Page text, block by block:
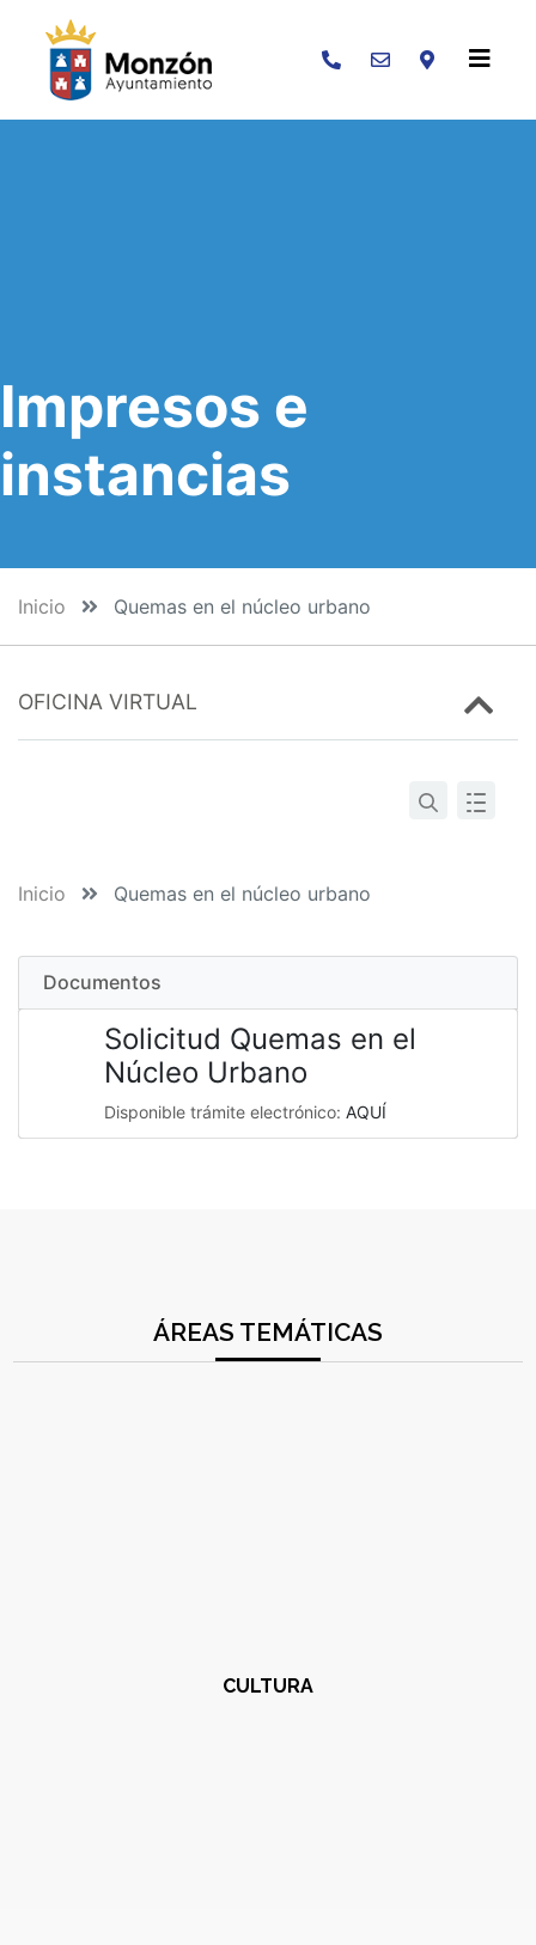
Buscar
Impresos e
instancias
Inicio Quemas en el núcleo urbano
OFICINA VIRTUAL
Inicio Quemas en el núcleo urbano
Documentos
Solicitud Quemas en el
Núcleo Urbano
Disponible trámite electrónico: AQUÍ
ÁREAS TEMÁTICAS
CULTURA